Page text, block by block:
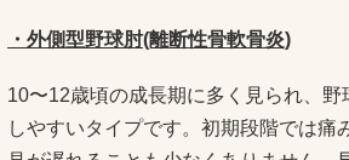
・外側型野球肘(離断性骨軟骨炎)
10〜12歳頃の成長期に多く見られ、
しやすいタイプです。初期段階では痛